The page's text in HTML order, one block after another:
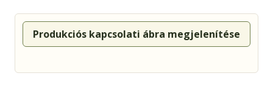
Produkciós kapcsolati ábra megjelenítése